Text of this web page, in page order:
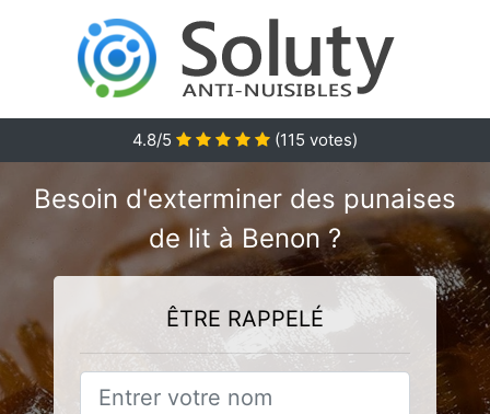
4.8/5 (115 votes)
Besoin d'exterminer des punaises
de lit à Benon ?
ÊTRE RAPPELÉ